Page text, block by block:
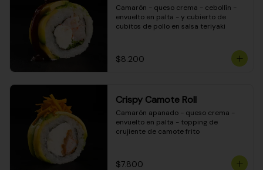
Camarón - queso crema - cebollín -
envuelto en palta - y cubierto de
cubitos de pollo en salsa teriyaki
$8.200
Crispy Camote Roll
Camarón apanado - queso crema -
envuelto en palta - topping de
crujiente de camote frito
$7.800